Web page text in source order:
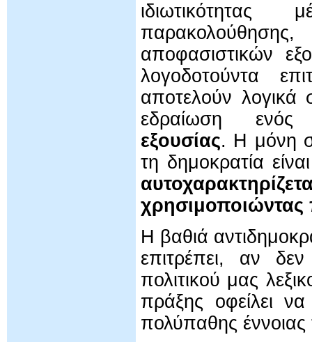
αποφασιστικών
λογοδοτούντα
αποτελούν λογικά
εδραίωση
εξουσίας. Η μόνη
τη δημοκρατία
Η βαθιά
επιτρέπει, αν
πολιτικού μας
πράξης οφείλει
πολύπαθης έννοιας